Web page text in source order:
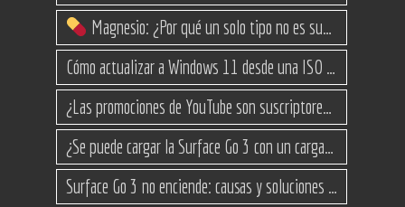
Magnesio: ¿Por qué un solo tipo no es suficiente? (Guía de variantes)
Cómo actualizar a Windows 11 desde una ISO en equipos no compatibles
¿Las promociones de YouTube son suscriptores reales o bots? Esta es la Verdad
¿Se puede cargar la Surface Go 3 con un cargador USB-C de teléfono?
Surface Go 3 no enciende: causas y soluciones paso a paso para que arranque